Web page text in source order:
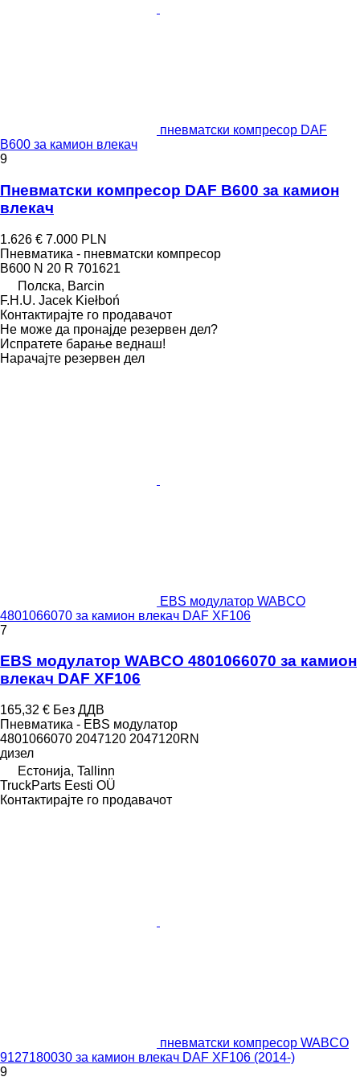
пневматски компресор DAF
B600 за камион влекач
9
Пневматски компресор DAF B600 за камион
влекач
1.626 € 7.000 PLN
Пневматика - пневматски компресор
B600 N 20 R 701621
Полска, Barcin
F.H.U. Jacek Kiełboń
Контактирајте го продавачот
Не може да пронајде резервен дел?
Испратете барање веднаш!
Нарачајте резервен дел
EBS модулатор WABCO
4801066070 за камион влекач DAF XF106
7
EBS модулатор WABCO 4801066070 за камион
влекач DAF XF106
165,32 € Без ДДВ
Пневматика - EBS модулатор
4801066070 2047120 2047120RN
дизел
Естонија, Tallinn
TruckParts Eesti OÜ
Контактирајте го продавачот
пневматски компресор WABCO
9127180030 за камион влекач DAF XF106 (2014-)
9